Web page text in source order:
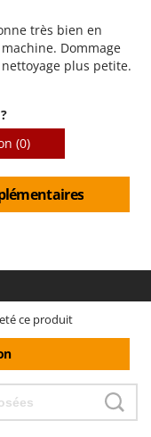
très bien en
Dommage
plus petite.
peu léger.
(0)
ce produit